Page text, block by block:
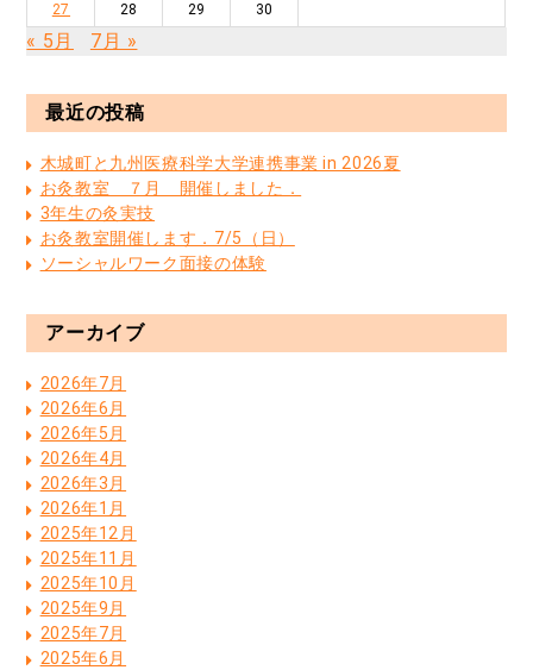
27 28 29 30
« 5月 7月 »
最近の投稿
木城町と九州医療科学大学連携事業 in 2026夏
お灸教室 ７月 開催しました．
3年生の灸実技
お灸教室開催します．7/5（日）
ソーシャルワーク面接の体験
アーカイブ
2026年7月
2026年6月
2026年5月
2026年4月
2026年3月
2026年1月
2025年12月
2025年11月
2025年10月
2025年9月
2025年7月
2025年6月